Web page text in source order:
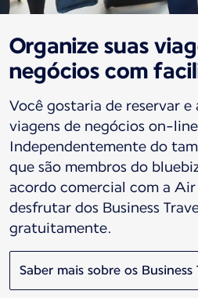
Organize suas
negócios com
Você gostaria de reservar e
viagens de negócios on-
Independentemente do
que são membros do
acordo comercial com a
desfrutar dos Business
gratuitamente.
Saber mais sobre os Business